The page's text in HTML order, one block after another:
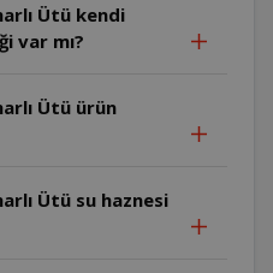
Ütü kendi
var mı?
Ütü ürün
Ütü su haznesi